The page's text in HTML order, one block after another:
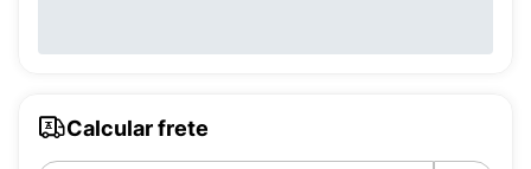
Calcular frete